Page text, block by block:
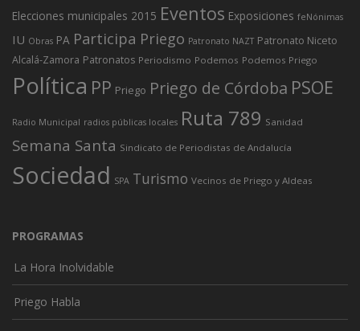
Elecciones municipales 2015 Eventos Exposiciones feNónimas
IU Obras PA Participa Priego Patronato NAZT Patronato Niceto
Alcalá-Zamora Patronatos Periodismo Podemos Podemos Priego
Política PP Priego Priego de Córdoba PSOE
Radio Municipal radios públicas locales Ruta 789 Sanidad
Semana Santa Sindicato de Periodistas de Andalucía
Sociedad SPA Turismo Vecinos de Priego y Aldeas
PROGRAMAS
La Hora Inolvidable
Priego Habla